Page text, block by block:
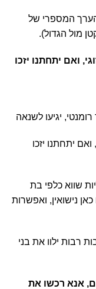
הערך המספרי של
מול הגדול).
ואם יתחתנו יזכו
יגיעו לשנאה
יתחתנו יזכו
שווא כלפי בת
נישואין, ואפשרות
רבות ילוו את בני
אנא רכשו את